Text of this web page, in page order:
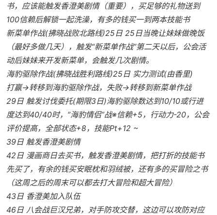
书，应该能触发香澄美剧情（重要），买足够的礼物送到
100信赖后解锁一起洗澡，有多的钱买一到两本技能书
新菜单作战(拂晓战败北路线)25日 25日当晚让妹妹做晚饭
（最好多做几天），触发“新菜单作战”第二天以后，公会活
动后妹妹来开发新菜单，会触发几次剧情。
海豹驱除作战(拂晓战胜利路线)25日 实力测试(由香里)
打赢→转移到海豹驱除作战，失败→转移到新菜单作战
29日 触发讨伐委托(期限3日)海豹驱除数达到10/10或行进
度达到40/40时，“海豹情侣”战※信赖+5，行动力-20，公会
评价提高，全部状态+8，技能Pt+12 ~
39日 触发香澄美剧情
42日 漫画商日去买书，触发香澄美剧情，把打折的技能书
先买了，有余的钱买安眠枕和羽绒被，还有多的买冒险之书
（这周之后的周末可以都去打大冒险和超大冒险）
43日 香澄美加入队伍
46日 八会战巨汉兄弟，对手防攻交替，这边可以攻防对应